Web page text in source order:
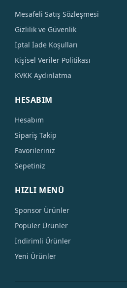
Mesafeli Satış Sözleşmesi
Gizlilik ve Güvenlik
İptal İade Koşulları
Kişisel Veriler Politikası
KVKK Aydınlatma
HESABIM
Hesabım
Sipariş Takip
Favorileriniz
Sepetiniz
HIZLI MENÜ
Sponsor Ürünler
Popüler Ürünler
İndirimli Ürünler
Yeni Ürünler